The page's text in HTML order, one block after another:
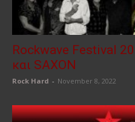
Rockwave Festival
και SAXON
Rock Hard - November 8, 2022